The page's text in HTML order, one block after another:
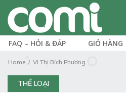
FAQ – HỎI & ĐÁP GIỎ HÀNG
Home Vi Thị Bích Phương
THỂ LOẠI